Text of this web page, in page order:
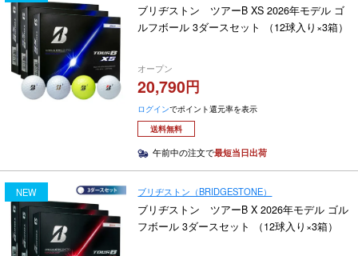
ブリヂストン ツアーB XS 2026年モデル ゴ
ルフボール 3ダースセット （12球入り×3箱）
オープン
20,790
ログインでポイント還元率を表示
送料無料
午前中の注文で最短当日出荷
NEW ブリヂストン（BRIDGESTONE）
ブリヂストン ツアーB X 2026年モデル ゴル
フボール 3ダースセット （12球入り×3箱）